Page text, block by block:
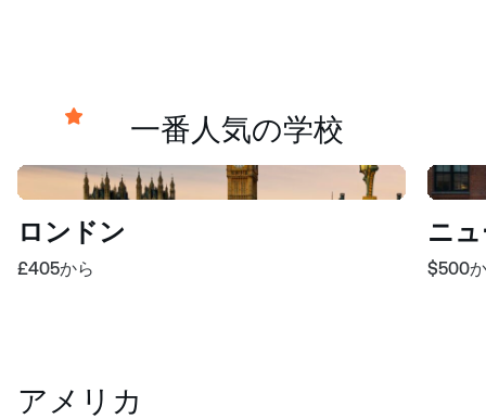
一番人気の学校
ロンドン
£405から
ニ
$500
アメリカ